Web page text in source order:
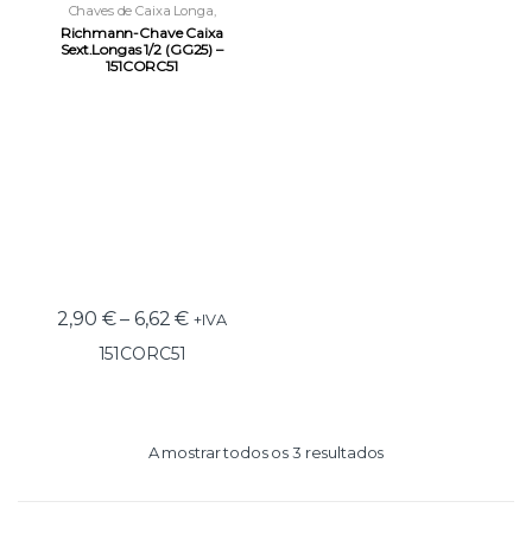
Chaves de Caixa Longa,
Ferramentas ,Ferramentas
Manuais
Richmann-Chave Caixa
Sext.Longas 1/2 (GG25) –
151CORC51
2,90 €–6,62€ +IVA
151CORC51
A mostrar todos os 3 resultados